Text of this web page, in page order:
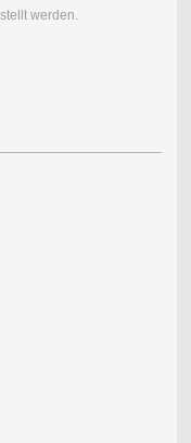
werden.